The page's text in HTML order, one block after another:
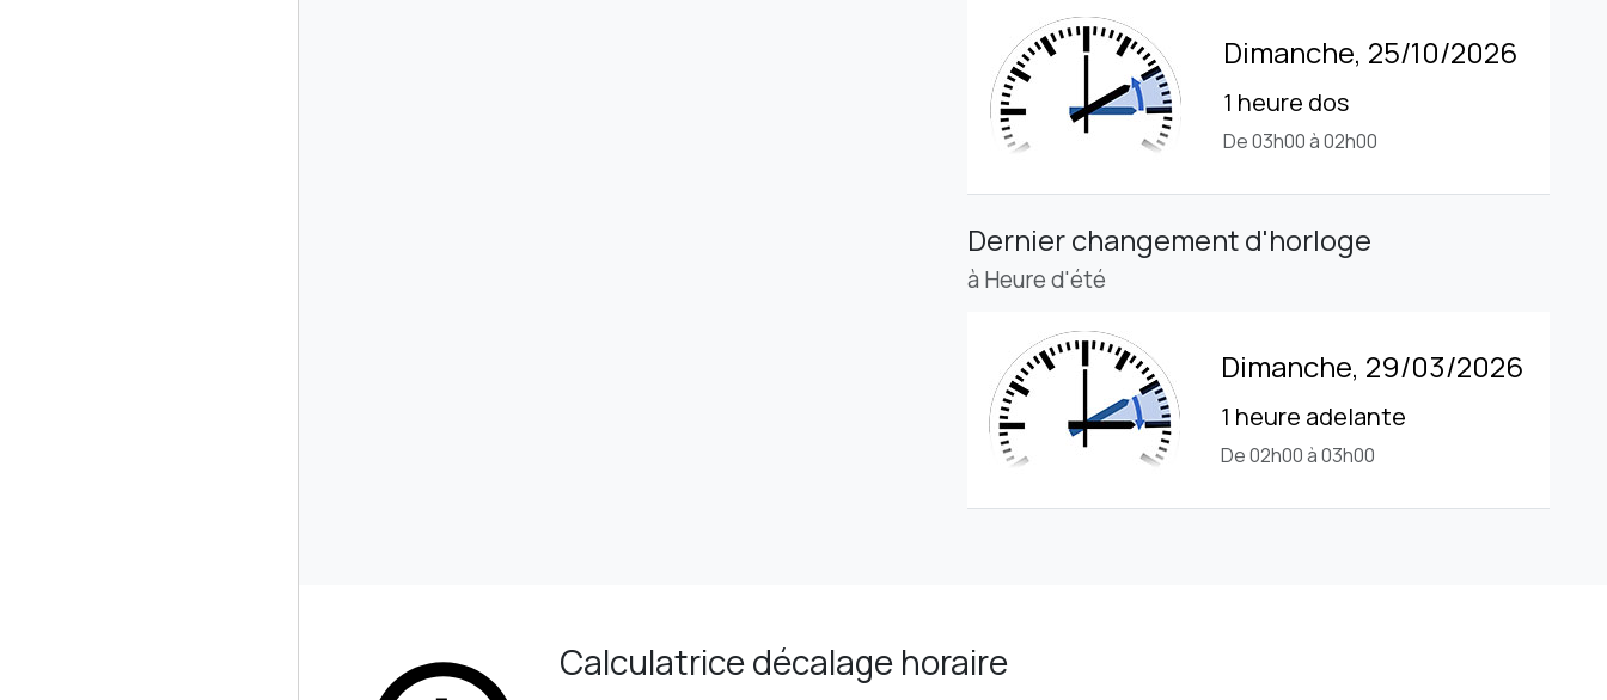
Dimanche, 25/10/2026
1 heure dos
De 03h00 à 02h00
Dernier changement d'horloge
à Heure d'été
Dimanche, 29/03/2026
1 heure adelante
De 02h00 à 03h00
Calculatrice décalage horaire